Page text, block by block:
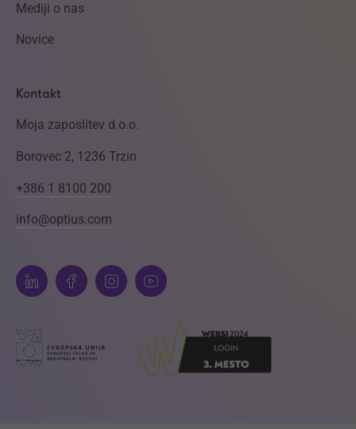
Mediji o nas
Novice
Kontakt
Moja zaposlitev d.o.o.
Borovec 2, 1236 Trzin
+386 1 8100 200
info@optius.com